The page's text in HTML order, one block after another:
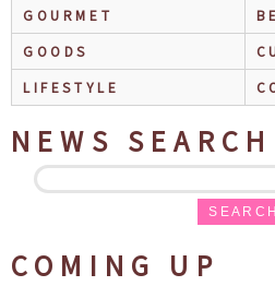
GOURMET
GOODS
LIFESTYLE
NEWS SEARCH
SEARCH
COMING UP